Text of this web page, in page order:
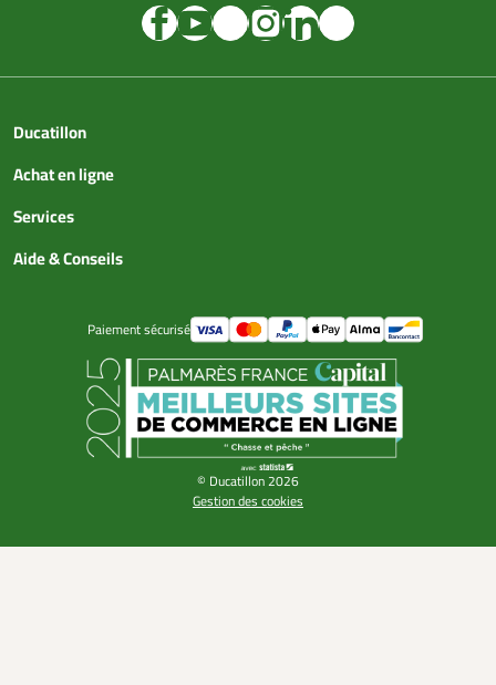
Ducatillon
Achat en ligne
Services
Aide & Conseils
Paiement sécurisé
© Ducatillon 2026
Gestion des cookies